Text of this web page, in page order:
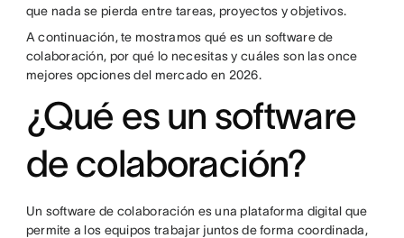
que nada se pierda entre tareas, proyectos y objetivos.
A continuación, te mostramos qué es un software de
colaboración, por qué lo necesitas y cuáles son las once
mejores opciones del mercado en 2026.
¿Qué es un software
de colaboración?
Un software de colaboración es una plataforma digital que
permite a los equipos trabajar juntos de forma coordinada,